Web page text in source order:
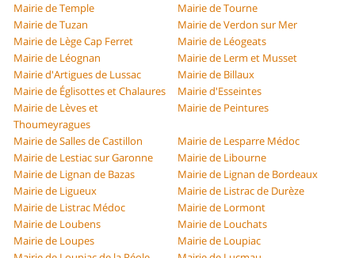
Mairie de Temple
Mairie de Tourne
Mairie de Tuzan
Mairie de Verdon sur Mer
Mairie de Lège Cap Ferret
Mairie de Léogeats
Mairie de Léognan
Mairie de Lerm et Musset
Mairie d'Artigues de Lussac
Mairie de Billaux
Mairie de Églisottes et Chalaures
Mairie d'Esseintes
Mairie de Lèves et
Thoumeyragues
Mairie de Peintures
Mairie de Salles de Castillon
Mairie de Lesparre Médoc
Mairie de Lestiac sur Garonne
Mairie de Libourne
Mairie de Lignan de Bazas
Mairie de Lignan de Bordeaux
Mairie de Ligueux
Mairie de Listrac de Durèze
Mairie de Listrac Médoc
Mairie de Lormont
Mairie de Loubens
Mairie de Louchats
Mairie de Loupes
Mairie de Loupiac